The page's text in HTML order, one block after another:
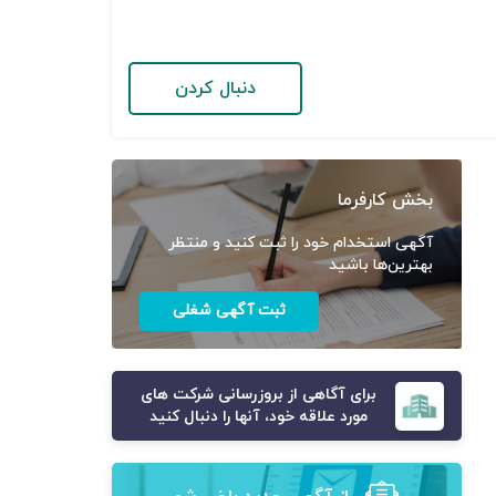
دنبال کردن
بخش کارفرما
آگهی استخدام خود را ثبت کنید و منتظر
بهترین‌ها باشید
ثبت آگهی شغلی
برای آگاهی از بروزرسانی شرکت های
مورد علاقه خود، آنها را دنبال کنید